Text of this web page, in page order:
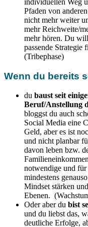
individuellen Weg
Pfaden von
nicht mehr weiter
mehr Reichweite/
mehr hören. Du
passende Strategie
(Tribephase)
Wenn du bereits
du baust seit
Beruf/Anstellung
bloggst du auch
Social Media eine
Geld, aber es ist
und nicht planbar
davon leben bzw.
notwendige und für
mindestens
Mindset stärken
Ebenen.
Oder aber du bist
und du liebst das,
deutliche Erfolge,